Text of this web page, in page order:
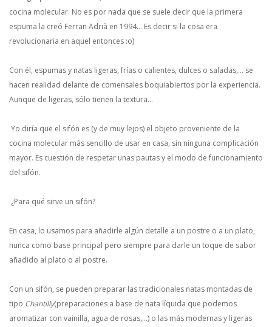
cocina molecular. No es por nada que se suele decir que la primera
espuma la creó Ferran Adrià en 1994… Es decir si la cosa era
revolucionaria en aquel entonces :o)
Con él, espumas y natas ligeras, frías o calientes, dulces o saladas,… se
hacen realidad delante de comensales boquiabiertos por la experiencia.
Aunque de ligeras, sólo tienen la textura…
Yo diría que el sifón es (y de muy lejos) el objeto proveniente de la
cocina molecular más sencillo de usar en casa, sin ninguna complicación
mayor. Es cuestión de respetar unas pautas y el modo de funcionamiento
del sifón.
¿Para qué sirve un sifón?
En casa, lo usamos para añadirle algún detalle a un postre o a un plato,
nunca como base principal pero siempre para darle un toque de sabor
añadido al plato o al postre.
Con un sifón, se pueden preparar las tradicionales natas montadas de
tipo Chantilly(preparaciones a base de nata líquida que podemos
aromatizar con vainilla, agua de rosas,…) o las más modernas y ligeras